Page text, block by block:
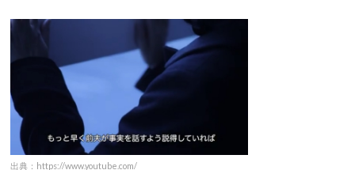
出典：https://www.youtube.com/